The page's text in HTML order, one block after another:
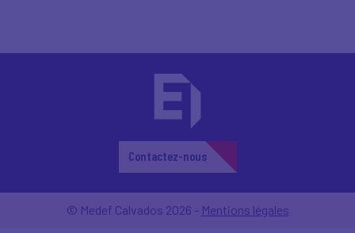
Contactez-nous
© Medef Calvados 2026 - Mentions légales